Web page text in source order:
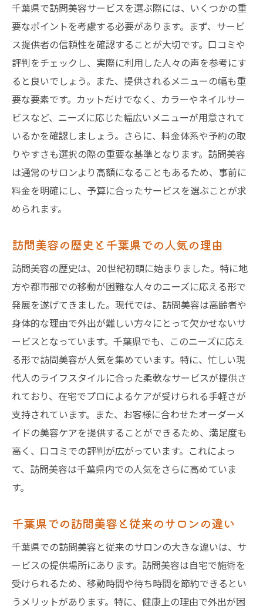
感
訪問美容で叶える自分だけの特別な時間
千葉県の訪問美容が提供するリラクゼーシ
ョン
利用者の評判を参考にしたサービス選び
料金プランの確認と比較
訪問美容の予約方法と時間管理
施術者の経験と資格を確認する必要性
予約前に確認すべき訪問美容の条件
サービス選択の際のトラブル回避策
訪問美容利用者の声：千葉県での体験談と感想
訪問美容が与える心理的効果
千葉県での訪問美容体験の満足度
リピーターが多い訪問美容の理由
訪問美容でのサプライズ体験談
利用者が語る訪問美容の魅力
千葉県で訪問美容を利用する際の料金とサービ
ス内容
訪問美容の料金体系を理解する
価格に見合うサービス内容とは
千葉県内での訪問美容の平均費用
サービス選びの際に料金だけでなく内容も
重視
訪問美容で時間を有効活用！千葉県でのおすす
めサービス
時間を無駄にしない訪問美容の工夫
千葉県で訪問美容サービスを選ぶ際には、いくつかの重
要なポイントを考慮する必要があります。まず、サービ
ス提供者の信頼性を確認することが大切です。口コミや
評判をチェックし、実際に利用した人々の声を参考にす
ると良いでしょう。また、提供されるメニューの幅も重
要な要素です。カットだけでなく、カラーやネイルサー
ビスなど、ニーズに応じた幅広いメニューが用意されて
いるかを確認しましょう。さらに、料金体系や予約の取
りやすさも選択の際の重要な基準となります。訪問美容
は通常のサロンより高額になることもあるため、事前に
料金を明確にし、予算に合ったサービスを選ぶことが求
められます。
訪問美容の歴史と千葉県での人気の理由
訪問美容の歴史は、20世紀初頭に始まりました。特に地
方や都市部での移動が困難な人々のニーズに応える形で
発展を遂げてきました。現代では、訪問美容は高齢者や
身体的な理由で外出が難しい方々にとって欠かせないサ
ービスとなっています。千葉県でも、このニーズに応え
る形で訪問美容が人気を集めています。特に、忙しい現
代人のライフスタイルに合った柔軟なサービスが提供さ
れており、在宅でプロによるケアが受けられる手軽さが
支持されています。また、お客様に合わせたオーダーメ
イドの美容ケアを提供することができるため、満足度も
高く、口コミでの評判が広がっています。これによっ
て、訪問美容は千葉県内での人気をさらに高めていま
す。
千葉県での訪問美容と従来のサロンの違い
千葉県での訪問美容と従来のサロンの大きな違いは、サ
ービスの提供場所にあります。訪問美容は自宅で施術を
受けられるため、移動時間や待ち時間を節約できるとい
うメリットがあります。特に、健康上の理由で外出が困